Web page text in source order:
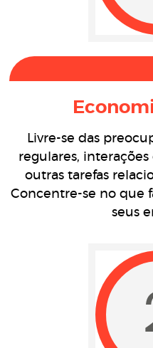
Livre-se das
regulares,
outras tarefas
Concentre-se no que
seus